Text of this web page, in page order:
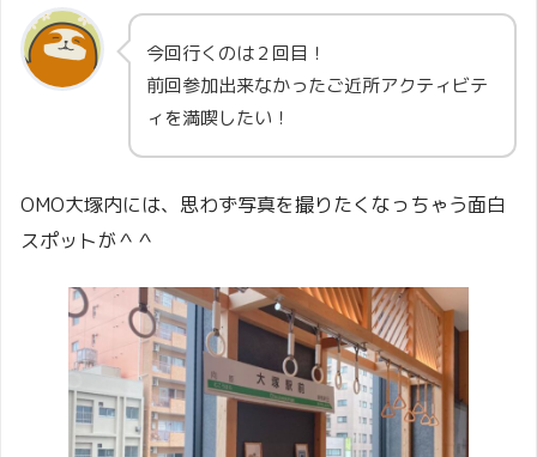
今回行くのは２回目！
前回参加出来なかったご近所アクティビテ
ィを満喫したい！
OMO大塚内には、思わず写真を撮りたくなっちゃう面白
スポットが＾＾